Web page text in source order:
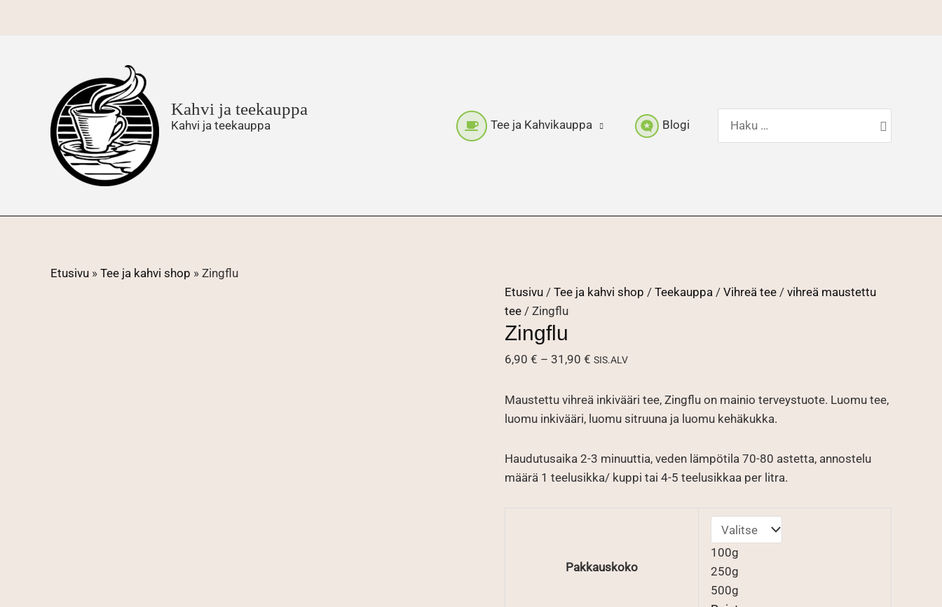
Kahvi ja teekauppa
Kahvi ja teekauppa Tee ja Kahvikauppa Blogi
Etusivu » Tee ja kahvi shop » Zingflu
Etusivu / Tee ja kahvi shop / Teekauppa / Vihreä tee / vihreä maustettu
tee / Zingflu
Zingflu
6,90 € – 31,90 € Hintaluokka:
-
31,90 €
SIS.ALV
Maustettu vihreä inkivääri tee, Zingflu on mainio terveystuote. Luomu tee,
luomu inkivääri, luomu sitruuna ja luomu kehäkukka.
Haudutusaika 2-3 minuuttia, veden lämpötila 70-80 astetta, annostelu
määrä 1 teelusikka/ kuppi tai 4-5 teelusikkaa per litra.
Pakkauskoko
100g
250g
500g